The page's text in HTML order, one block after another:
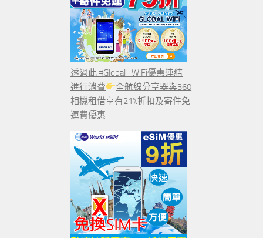
透過此 #Global_WiFi優惠連結
進行消費
全航線分享器與360
相機租借享有21%折扣及寄件免
運費優惠